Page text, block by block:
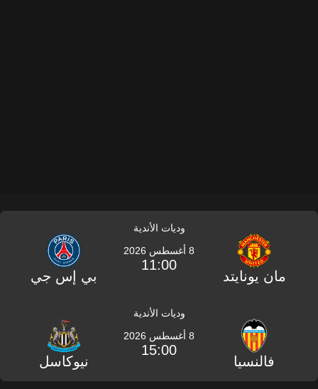
وديات الأندية
مان يونايتد
8 أغسطس 2026
11:00
بي إس جي
وديات الأندية
فالنسيا
8 أغسطس 2026
15:00
نيوكاسل